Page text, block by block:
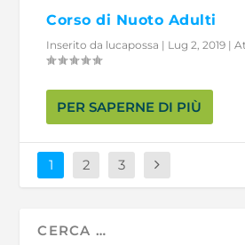
Corso di Nuoto Adulti
Inserito da lucapossa | Lug 2, 2019 |
PER SAPERNE DI PIÙ
1 2 3